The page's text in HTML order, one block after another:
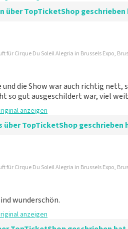
über TopTicketShop
über
in Ordnung
für Cirque Du Soleil Alegria in Brussels Expo,
die Show war auch richtig
so gut ausgeschildert war, viel
anzeigen
über TopTicketShop geschrieben
über
für Cirque Du Soleil Alegria in Brussels Expo,
wunderschön.
anzeigen